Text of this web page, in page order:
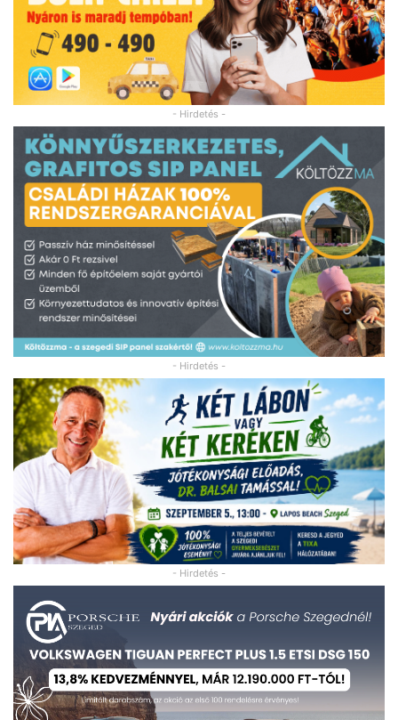
- Hirdetés -
- Hirdetés -
- Hirdetés -